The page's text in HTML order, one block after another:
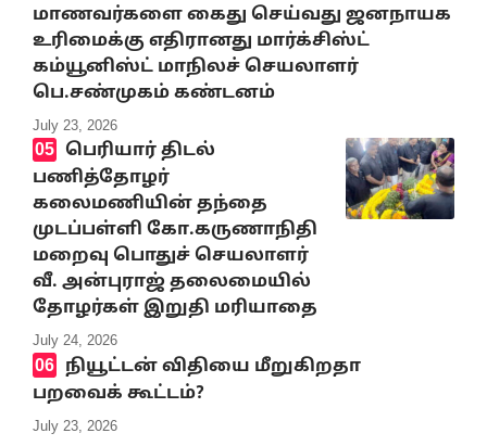
மாணவர்களை கைது செய்வது ஜனநாயக
உரிமைக்கு எதிரானது மார்க்சிஸ்ட்
கம்யூனிஸ்ட் மாநிலச் செயலாளர்
பெ.சண்முகம் கண்டனம்
July 23, 2026
பெரியார் திடல்
பணித்தோழர்
கலைமணியின் தந்தை
முடப்பள்ளி கோ.கருணாநிதி
மறைவு பொதுச் செயலாளர்
வீ. அன்புராஜ் தலைமையில்
தோழர்கள் இறுதி மரியாதை
July 24, 2026
நியூட்டன் விதியை மீறுகிறதா
பறவைக் கூட்டம்?
July 23, 2026